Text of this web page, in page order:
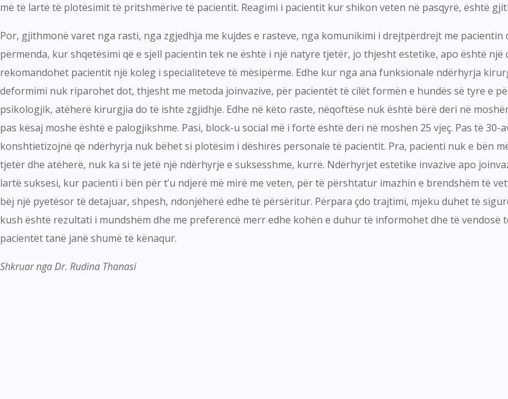
më të lartë të plotësimit të pritshmërive të pacientit. Reagimi i pacientit kur shikon veten në pasqyrë, është
Por, gjithmonë varet nga rasti, nga zgjedhja me kujdes e rasteve, nga komunikimi i drejtpërdrejt me
përmenda, kur shqetësimi që e sjell pacientin tek ne është i një natyre tjetër, jo thjesht estetike, apo është
rekomandohet pacientit një koleg i specialiteteve të mësipërme. Edhe kur nga ana funksionale ndërhyrja
deformimi nuk riparohet dot, thjesht me metoda joinvazive, për pacientët të cilët formën e hundës së tyre e
psikologjik, atëherë kirurgjia do të ishte zgjidhje. Edhe në këto raste, nëqoftëse nuk është bërë deri në
pas kësaj moshe është e palogjikshme. Pasi, block-u social më i fortë është deri në moshën 25 vjeç. Pas të 30-
konshtietizojnë që ndërhyrja nuk bëhet si plotësim i dëshirës personale të pacientit. Pra, pacienti nuk e bën
tjetër dhe atëherë, nuk ka si të jetë një ndërhyrje e suksesshme, kurrë. Ndërhyrjet estetike invazive apo
lartë suksesi, kur pacienti i bën për t’u ndjerë më mirë me veten, për të përshtatur imazhin e brendshëm të
bëj një pyetësor të detajuar, shpesh, ndonjëherë edhe të përsëritur. Përpara çdo trajtimi, mjeku duhet të
kush është rezultati i mundshëm dhe me preferencë merr edhe kohën e duhur të informohet dhe të vendosë
pacientët tanë janë shumë të kënaqur.
Shkruar nga Dr. Rudina Thanasi